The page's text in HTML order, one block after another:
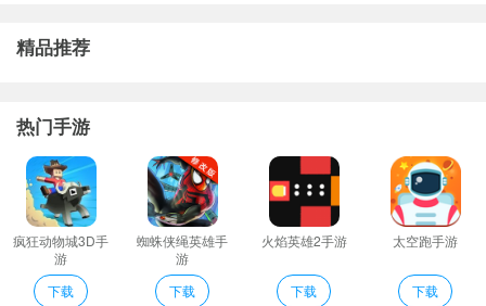
手机平板电脑上的联系人自动同步多端无差异体验。
APP可以设置置同步收到短信提醒短信提醒也及时是值得推荐的一
邮箱cn邮箱网易邮箱(year)qq邮箱Gmail/。
通讯平台app是一款网络购物软件通过通讯平台app在手机上就能购
买各种你想要的通讯商品以及通讯配件型号齐全价格低廉。
支持离线下载观看随时随地畅享影视体验
提醒像春雨一样及时。点击阅读。邮件很好查!
精品推荐
热门手游
疯狂动物城3D手
游
下载
蜘蛛侠绳英雄手
游
下载
火焰英雄2手游
下载
太空跑手游
下载